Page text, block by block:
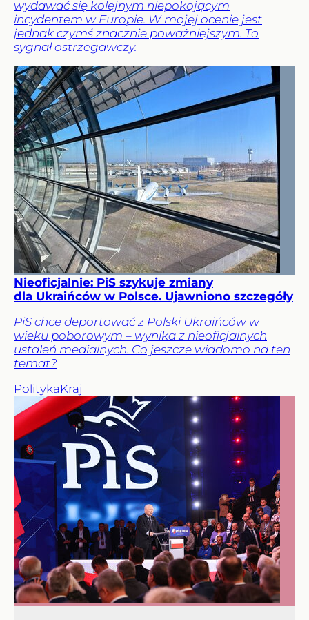
wydawać się kolejnym niepokojącym
incydentem w Europie. W mojej ocenie jest
jednak czymś znacznie poważniejszym. To
sygnał ostrzegawczy.
Nieoficjalnie: PiS szykuje zmiany
dla Ukraińców w Polsce. Ujawniono szczegóły
PiS chce deportować z Polski Ukraińców w
wieku poborowym – wynika z nieoficjalnych
ustaleń medialnych. Co jeszcze wiadomo na ten
temat?
PolitykaKraj